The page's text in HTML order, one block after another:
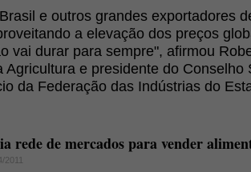
e outros grandes exportadores
a elevação dos preços
vai durar para sempre", afirmou
Agricultura e presidente do Conselho
da Federação das Indústrias do
rede de mercados para vender
2011